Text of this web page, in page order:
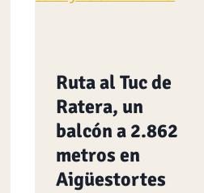
Ruta al Tuc de
Ratera, un
balcón a 2.862
metros en
Aigüestortes